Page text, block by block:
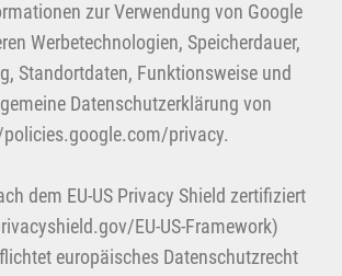
zur Verwendung von Google
Werbetechnologien, Speicherdauer,
Standortdaten, Funktionsweise und
Datenschutzerklärung von
privacy.
dem EU-US Privacy Shield zertifiziert
EU-US-Framework)
europäisches Datenschutzrecht